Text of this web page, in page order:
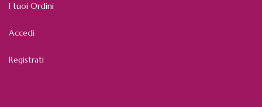
I tuoi Ordini
Accedi
Registrati